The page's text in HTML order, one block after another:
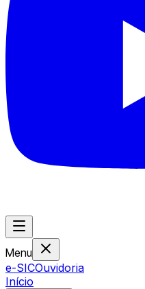
Menu
e-SICOuvidoria
Início